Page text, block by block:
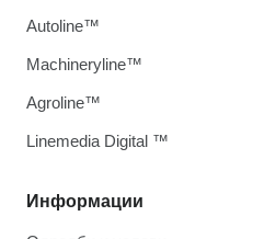
Информации
Autoline™
Machineryline™
Agroline™
Linemedia Digital ™